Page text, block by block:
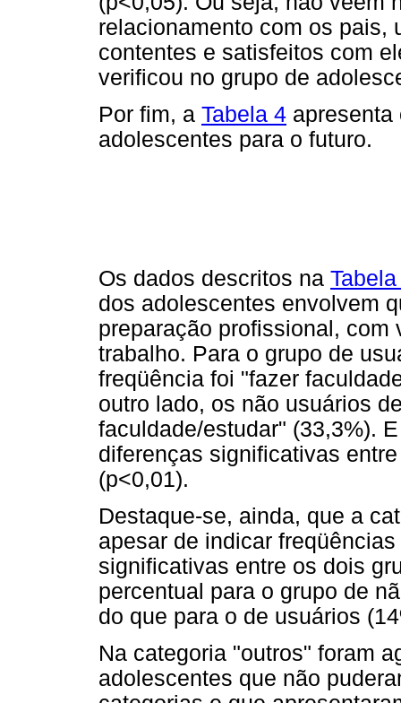
relacionamento com os pais,
contentes e satisfeitos com
verificou no grupo de
Por fim, a Tabela 4 apresenta
adolescentes para o futuro.
Os dados descritos na
dos adolescentes envolvem
preparação profissional,
trabalho. Para o grupo de
freqüência foi "fazer
outro lado, os não usuários
faculdade/estudar" (33,3%).
diferenças significativas
(p<0,01).
Destaque-se, ainda, que a
apesar de indicar
significativas entre os dois
percentual para o grupo de
do que para o de usuários
Na categoria "outros" foram
adolescentes que não